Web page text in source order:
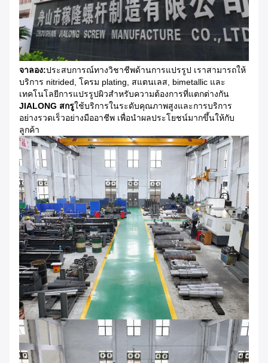
จาลอง:ประสบการณ์ทางวิชาชีพด้านการแปรรูป เราสามารถให้
บริการ nitrided, โครม plating, สแตนเลส, bimetallic และ
เทคโนโลยีการแปรรูปผิวสําหรับความต้องการที่แตกต่างกัน
JIALONG สกรูใช้บริการในระดับคุณภาพสูงและการบริการ
อย่างรวดเร็วอย่างมืออาชีพ เพื่อนําผลประโยชน์มากขึ้นให้กับ
ลูกค้า